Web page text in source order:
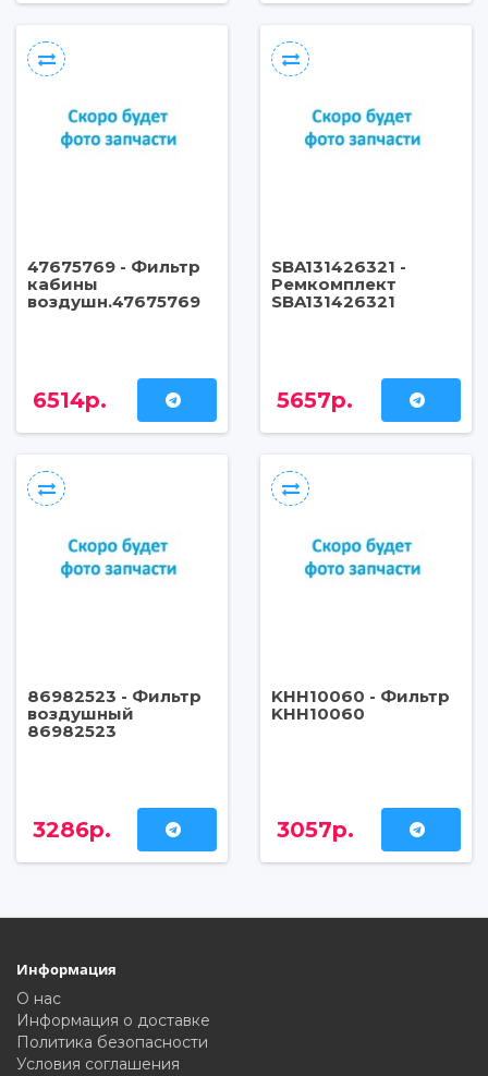
47675769 - Фильтр
кабины
воздушн.47675769
6514р.
SBA131426321 -
Ремкомплект
SBA131426321
5657р.
86982523 - Фильтр
воздушный
86982523
3286р.
KHH10060 - Фильтр
KHH10060
3057р.
Информация
О нас
Информация о доставке
Политика безопасности
Условия соглашения